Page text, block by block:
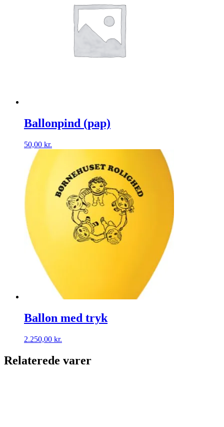
Ballonpind (pap)
50,00 kr.
Ballon med tryk
2.250,00 kr.
Relaterede varer